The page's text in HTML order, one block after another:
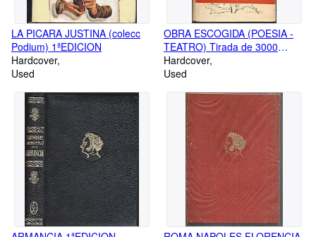
LA PICARA JUSTINA (colecc
Podium) 1ªEDICION
Hardcover
Used
OBRA ESCOGIDA (POESIA -
TEATRO) Tirada de 3000
ejemplares
Hardcover
Used